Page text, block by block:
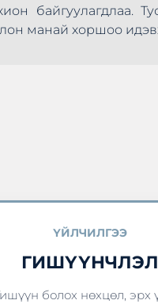
байгуулагдлаа.
манай хоршоо
ҮЙЛЧИЛГЭЭ
ГИШҮҮНЧЛЭЛ
болох нөхцөл, эрх